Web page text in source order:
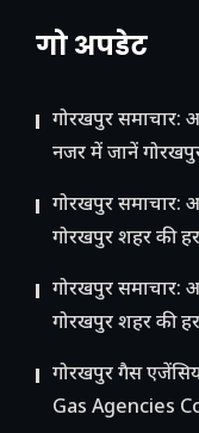
गो अपडेट
गोरखपुर समाचार:
नजर में जानें
गोरखपुर समाचार:
गोरखपुर शहर की
गोरखपुर समाचार:
गोरखपुर शहर की
गोरखपुर गैस
Gas Agencies